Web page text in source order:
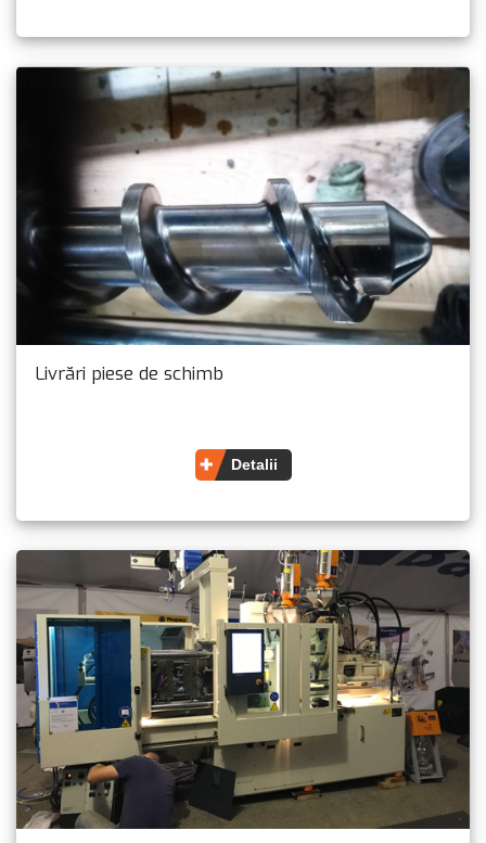
Livrări piese de schimb
Detalii